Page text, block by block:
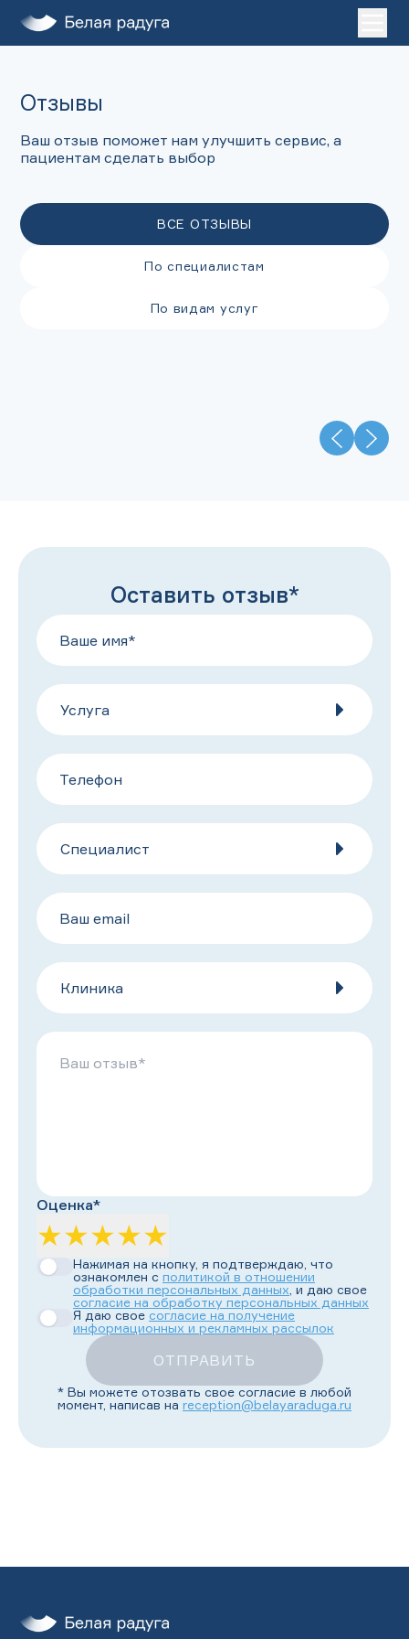
Услуги
О нас
Пациентам
Клиники
ДЕТИ
ЗАПИСАТЬСЯ НА ПРИЕМ
Отзывы
Ваш отзыв поможет нам улучшить сервис, а
пациентам сделать выбор
ВСЕ ОТЗЫВЫ
По специалистам
По видам услуг
Оставить отзыв*
Услуга
Специалист
Клиника
Оценка*
★★★★★
Нажимая на кнопку, я подтверждаю, что
ознакомлен с политикой в отношении
обработки персональных данных , и даю свое
согласие на обработку персональных данных
Я даю свое согласие на получение
информационных и рекламных рассылок
ОТПРАВИТЬ
* Вы можете отозвать свое согласие в любой
момент, написав на reception@belayaraduga.ru